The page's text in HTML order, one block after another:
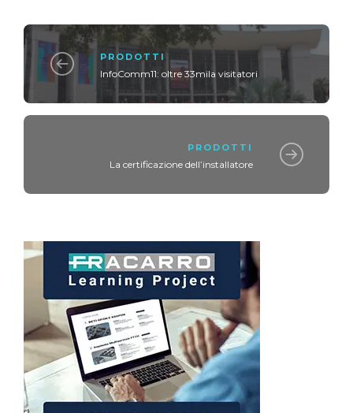
PRODOTTI
InfoComm11: oltre 33mila visitatori
PRODOTTI
La certificazione dell’installatore